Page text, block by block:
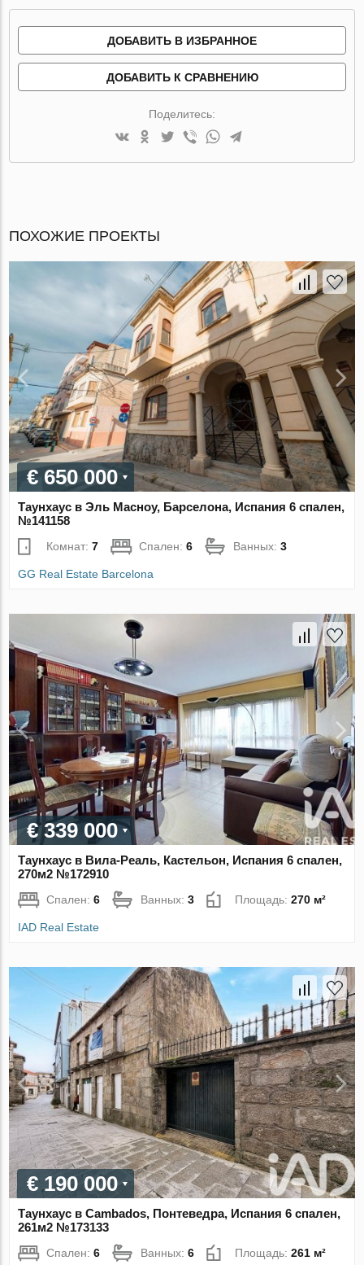
ДОБАВИТЬ В ИЗБРАННОЕ
ДОБАВИТЬ К СРАВНЕНИЮ
Поделитесь:
ПОХОЖИЕ ПРОЕКТЫ
€ 650 000
Таунхаус в Эль Масноу, Барселона, Испания 6 спален,
№141158
Комнат:7 Спален:6 Ванных:3
GG Real Estate Barcelona
€ 339 000
Таунхаус в Вила-Реаль, Кастельон, Испания 6 спален,
270м2 №172910
Спален:6 Ванных:3 Площадь:270 м²
IAD Real Estate
€ 190 000
Таунхаус в Cambados, Понтеведра, Испания 6 спален,
261м2 №173133
Спален:6 Ванных:6 Площадь:261 м²